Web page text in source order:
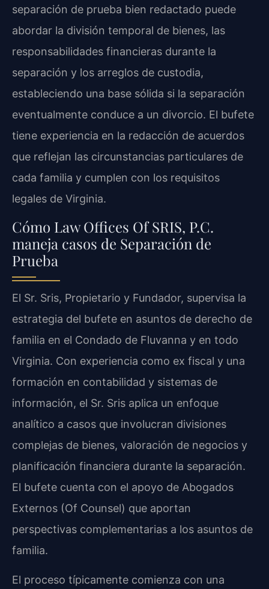
separación de prueba bien redactado puede
abordar la división temporal de bienes, las
responsabilidades financieras durante la
separación y los arreglos de custodia,
estableciendo una base sólida si la separación
eventualmente conduce a un divorcio. El bufete
tiene experiencia en la redacción de acuerdos
que reflejan las circunstancias particulares de
cada familia y cumplen con los requisitos
legales de Virginia.
Cómo Law Offices Of SRIS, P.C.
maneja casos de Separación de
Prueba
El Sr. Sris, Propietario y Fundador, supervisa la
estrategia del bufete en asuntos de derecho de
familia en el Condado de Fluvanna y en todo
Virginia. Con experiencia como ex fiscal y una
formación en contabilidad y sistemas de
información, el Sr. Sris aplica un enfoque
analítico a casos que involucran divisiones
complejas de bienes, valoración de negocios y
planificación financiera durante la separación.
El bufete cuenta con el apoyo de Abogados
Externos (Of Counsel) que aportan
perspectivas complementarias a los asuntos de
familia.
El proceso típicamente comienza con una